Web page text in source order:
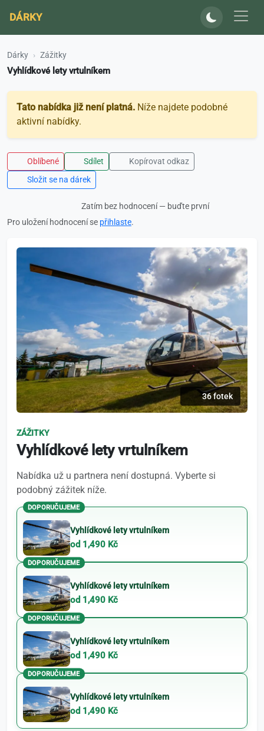
DÁRKY
Dárky Zážitky
Vyhlídkové lety vrtulníkem
Tato nabídka již není platná. Níže najdete podobné
aktivní nabídky.
Oblíbené Sdílet
Kopírovat odkaz
Složit se na dárek
Zatím bez hodnocení — buďte první
Pro uložení hodnocení se přihlaste.
36 fotek
ZÁŽITKY
Vyhlídkové lety vrtulníkem
Nabídka už u partnera není dostupná. Vyberte si
podobný zážitek níže.
DOPORUČUJEME
Vyhlídkové lety vrtulníkem
od 1,490 Kč
DOPORUČUJEME
Vyhlídkové lety vrtulníkem
od 1,490 Kč
DOPORUČUJEME
Vyhlídkové lety vrtulníkem
od 1,490 Kč
DOPORUČUJEME
Vyhlídkové lety vrtulníkem
od 1,490 Kč